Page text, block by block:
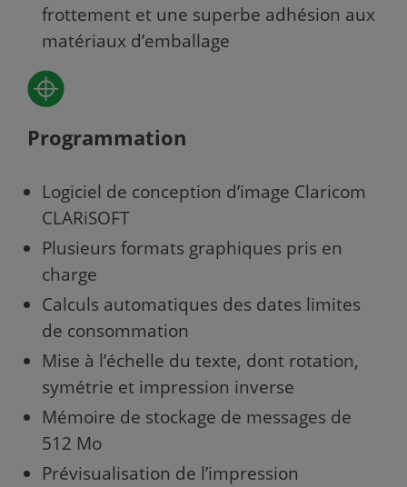
frottement et une superbe adhésion aux
matériaux d’emballage
Programmation
Logiciel de conception d’image Claricom
CLARiSOFT
Plusieurs formats graphiques pris en
charge
Calculs automatiques des dates limites
de consommation
Mise à l’échelle du texte, dont rotation,
symétrie et impression inverse
Mémoire de stockage de messages de
512 Mo
Prévisualisation de l’impression